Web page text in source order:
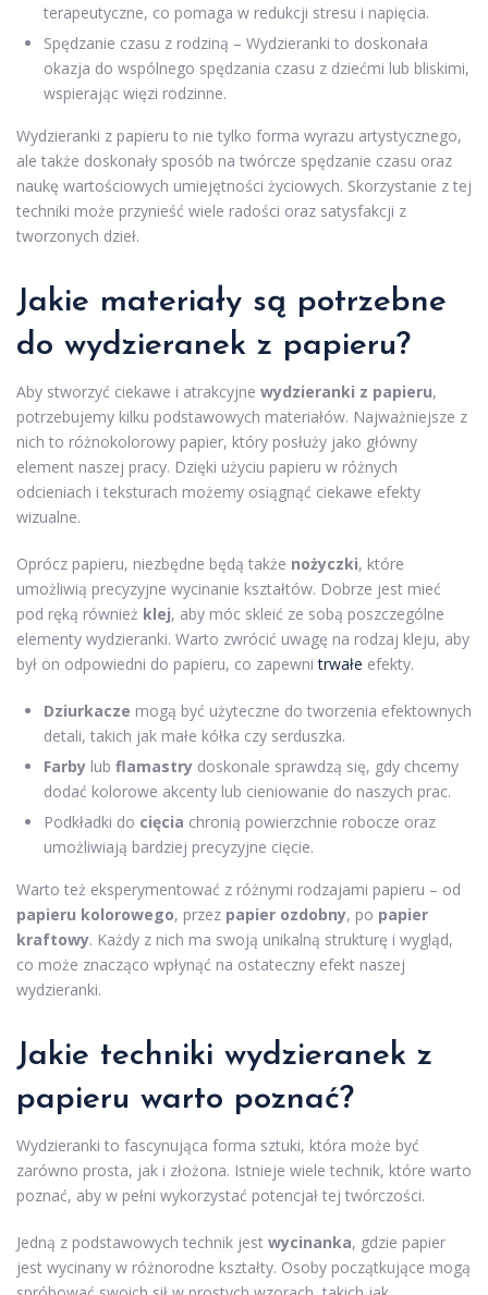
terapeutyczne, co pomaga w redukcji stresu i napięcia.
Spędzanie czasu z rodziną – Wydzieranki to doskonała
okazja do wspólnego spędzania czasu z dziećmi lub bliskimi,
wspierając więzi rodzinne.
Wydzieranki z papieru to nie tylko forma wyrazu artystycznego,
ale także doskonały sposób na twórcze spędzanie czasu oraz
naukę wartościowych umiejętności życiowych. Skorzystanie z tej
techniki może przynieść wiele radości oraz satysfakcji z
tworzonych dzieł.
Jakie materiały są potrzebne
do wydzieranek z papieru?
Aby stworzyć ciekawe i atrakcyjne wydzieranki z papieru,
potrzebujemy kilku podstawowych materiałów. Najważniejsze z
nich to różnokolorowy papier, który posłuży jako główny
element naszej pracy. Dzięki użyciu papieru w różnych
odcieniach i teksturach możemy osiągnąć ciekawe efekty
wizualne.
Oprócz papieru, niezbędne będą także nożyczki, które
umożliwią precyzyjne wycinanie kształtów. Dobrze jest mieć
pod ręką również klej, aby móc skleić ze sobą poszczególne
elementy wydzieranki. Warto zwrócić uwagę na rodzaj kleju, aby
był on odpowiedni do papieru, co zapewnitrwałe efekty.
Dziurkacze mogą być użyteczne do tworzenia efektownych
detali, takich jak małe kółka czy serduszka.
Farby lub flamastry doskonale sprawdzą się, gdy chcemy
dodać kolorowe akcenty lub cieniowanie do naszych prac.
Podkładki do cięcia chronią powierzchnie robocze oraz
umożliwiają bardziej precyzyjne cięcie.
Warto też eksperymentować z różnymi rodzajami papieru – od
papieru kolorowego, przez papier ozdobny, po papier
kraftowy. Każdy z nich ma swoją unikalną strukturę i wygląd,
co może znacząco wpłynąć na ostateczny efekt naszej
wydzieranki.
Jakie techniki wydzieranek z
papieru warto poznać?
Wydzieranki to fascynująca forma sztuki, która może być
zarówno prosta, jak i złożona. Istnieje wiele technik, które warto
poznać, aby w pełni wykorzystać potencjał tej twórczości.
Jedną z podstawowych technik jest wycinanka, gdzie papier
jest wycinany w różnorodne kształty. Osoby początkujące mogą